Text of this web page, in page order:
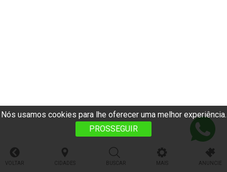
Nós usamos cookies para lhe oferecer uma melhor experiência.
PROSSEGUIR
VOLTAR CIDADES BUSCAR MAIS ANUNCIE